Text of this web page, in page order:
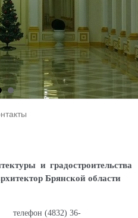
и градостроительства
Брянской области
телефон (4832) 36-